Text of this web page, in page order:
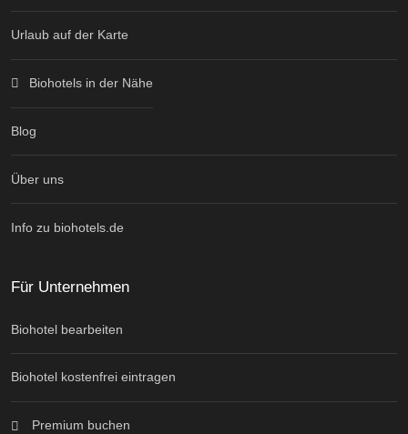
Urlaub auf der Karte
Biohotels in der Nähe
Blog
Über uns
Info zu biohotels.de
Für Unternehmen
Biohotel bearbeiten
Biohotel kostenfrei eintragen
Premium buchen